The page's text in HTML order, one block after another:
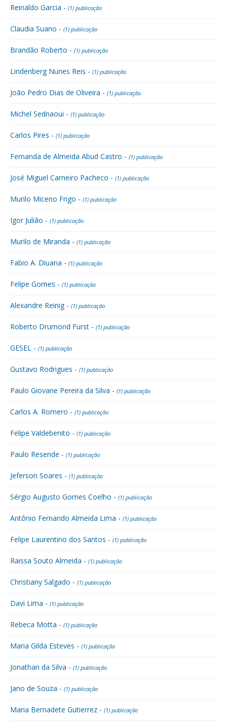
Reinaldo Garcia - (1) publicação
Claudia Suano - (1) publicação
Brandão Roberto - (1) publicação
Lindenberg Nunes Reis - (1) publicação
João Pedro Dias de Oliveira - (1) publicação
Michel Sednaoui - (1) publicação
Carlos Pires - (1) publicação
Fernanda de Almeida Abud Castro - (1) publicação
José Miguel Carneiro Pacheco - (1) publicação
Murilo Miceno Frigo - (1) publicação
Igor Julião - (1) publicação
Murilo de Miranda - (1) publicação
Fabio A. Diuana - (1) publicação
Felipe Gomes - (1) publicação
Alexandre Reinig - (1) publicação
Roberto Drumond Furst - (1) publicação
GESEL - (1) publicação
Gustavo Rodrigues - (1) publicação
Paulo Giovane Pereira da Silva - (1) publicação
Carlos A. Romero - (1) publicação
Felipe Valdebenito - (1) publicação
Paulo Resende - (1) publicação
Jeferson Soares - (1) publicação
Sérgio Augusto Gomes Coelho - (1) publicação
Antônio Fernando Almeida Lima - (1) publicação
Felipe Laurentino dos Santos - (1) publicação
Raissa Souto Almeida - (1) publicação
Christiany Salgado - (1) publicação
Davi Lima - (1) publicação
Rebeca Motta - (1) publicação
Maria Gilda Esteves - (1) publicação
Jonathan da Silva - (1) publicação
Jano de Souza - (1) publicação
Maria Bernadete Gutierrez - (1) publicação